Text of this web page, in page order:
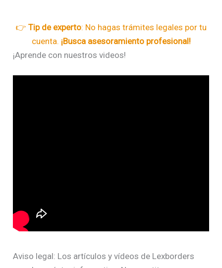
👉 Tip de experto: No hagas trámites legales por tu
cuenta. ¡Busca asesoramiento profesional!
¡Aprende con nuestros videos!
Aviso legal: Los artículos y vídeos de Lexborders